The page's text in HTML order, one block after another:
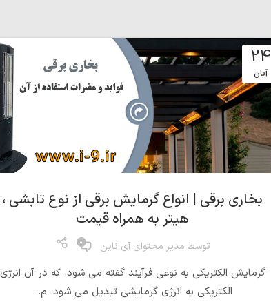
24
آبان
بخاری برقی | انواع گرمایش برقی از نوع تابشی ،
هیتر به همراه قیمت
توسط مدیر محتوای آی ناین 0
گرمایش الکتریکی به نوعی فرآیند گفته می شود. که در آن انرژی
الکتریکی به انرژی گرمایشی تبدیل می شود. م...